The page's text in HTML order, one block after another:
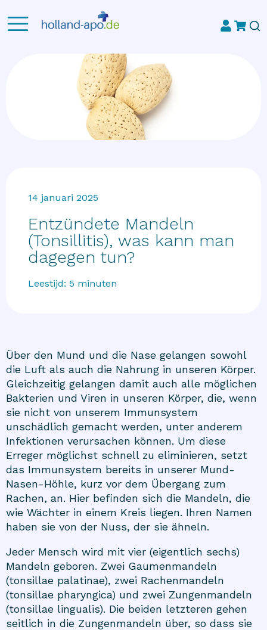
14 januari 2025
Entzündete Mandeln
(Tonsillitis), was kann man
dagegen tun?
Leestijd: 5 minuten
Über den Mund und die Nase gelangen sowohl
die Luft als auch die Nahrung in unseren Körper.
Gleichzeitig gelangen damit auch alle möglichen
Bakterien und Viren in unseren Körper, die, wenn
sie nicht von unserem Immunsystem
unschädlich gemacht werden, unter anderem
Infektionen verursachen können. Um diese
Erreger möglichst schnell zu eliminieren, setzt
das Immunsystem bereits in unserer Mund-
Nasen-Höhle, kurz vor dem Übergang zum
Rachen, an. Hier befinden sich die Mandeln, die
wie Wächter in einem Kreis liegen. Ihren Namen
haben sie von der Nuss, der sie ähneln.
Jeder Mensch wird mit vier (eigentlich sechs)
Mandeln geboren. Zwei Gaumenmandeln
(tonsillae palatinae), zwei Rachenmandeln
(tonsillae pharyngica) und zwei Zungenmandeln
(tonsillae lingualis). Die beiden letzteren gehen
seitlich in die Zungenmandeln über, so dass sie